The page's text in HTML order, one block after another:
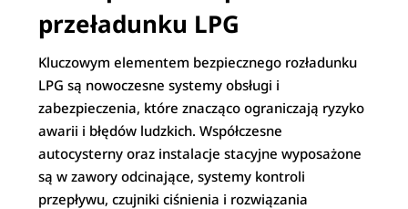
przeładunku LPG
Kluczowym elementem bezpiecznego rozładunku
LPG są nowoczesne systemy obsługi i
zabezpieczenia, które znacząco ograniczają ryzyko
awarii i błędów ludzkich. Współczesne
autocysterny oraz instalacje stacyjne wyposażone
są w zawory odcinające, systemy kontroli
przepływu, czujniki ciśnienia i rozwiązania